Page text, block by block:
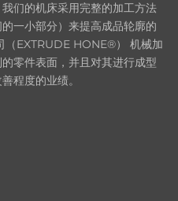
们的机床采用完整的加工方法
一小部分）来提高成品轮廓的
（EXTRUDE HONE®） 机械加
零件表面，并且对其进行成型
程度的业绩。